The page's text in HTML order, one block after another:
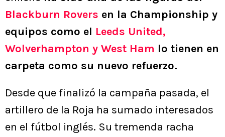
Blackburn Rovers en la Championship y
equipos como el Leeds United,
Wolverhampton y West Ham lo tienen en
carpeta como su nuevo refuerzo.
Desde que finalizó la campaña pasada, el
artillero de la Roja ha sumado interesados
en el fútbol inglés. Su tremenda racha